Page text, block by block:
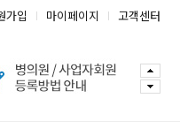
가입 마이페이지 고객센터